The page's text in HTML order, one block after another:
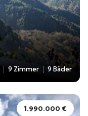
9 Zimmer 9 Bäder
1.990.000 €